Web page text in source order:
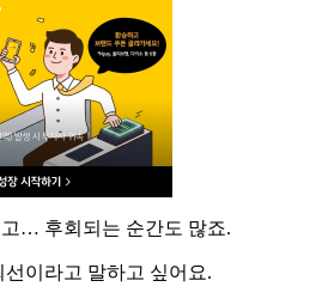
… 후회되는 순간도 많죠.
이라고 말하고 싶어요.